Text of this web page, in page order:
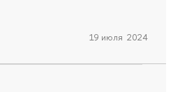
19 июля 2024